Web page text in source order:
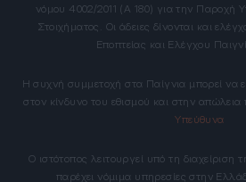
νόμου 4002/2011 (Α 180) για την Παροχή
Στοιχήματος. Οι άδειες δίνονται και
Εποπτείας και Ελέγχου
Η συχνή συμμετοχή στα Παίγνια μπορεί να
στον κίνδυνο του εθισμού και στην απώλεια
Υπεύθυνα
Ο ιστότοπος λειτουργεί υπό τη διαχείριση
παρέχει νόμιμα υπηρεσίες στην